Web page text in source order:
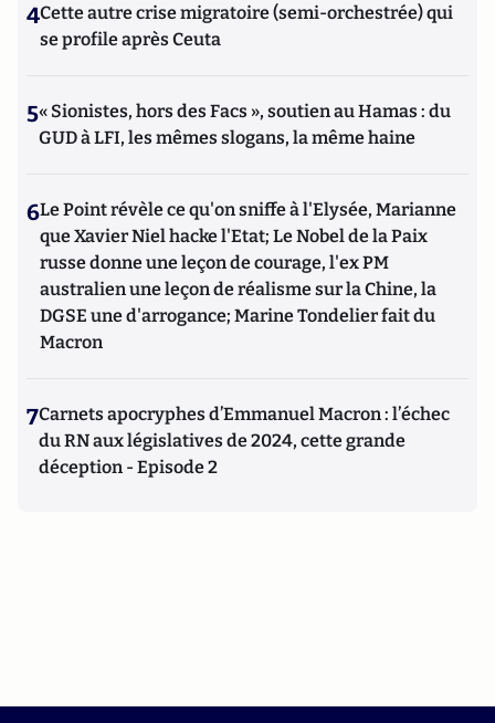
4Cette autre crise migratoire (semi-orchestrée) qui
se profile après Ceuta
5« Sionistes, hors des Facs », soutien au Hamas : du
GUD à LFI, les mêmes slogans, la même haine
6Le Point révèle ce qu'on sniffe à l'Elysée, Marianne
que Xavier Niel hacke l'Etat; Le Nobel de la Paix
russe donne une leçon de courage, l'ex PM
australien une leçon de réalisme sur la Chine, la
DGSE une d'arrogance; Marine Tondelier fait du
Macron
7Carnets apocryphes d’Emmanuel Macron : l’échec
du RN aux législatives de 2024, cette grande
déception - Episode 2